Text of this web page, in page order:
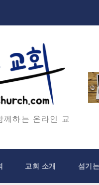
께하는 온라인 교
교회 소개 섬기